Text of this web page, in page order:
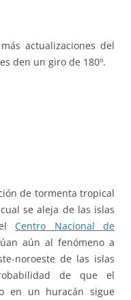
actualizaciones del
den un giro de 180º.
de tormenta tropical
se aleja de las islas
Centro Nacional de
aún al fenómeno a
noroeste de las islas
de que el
en un huracán sigue